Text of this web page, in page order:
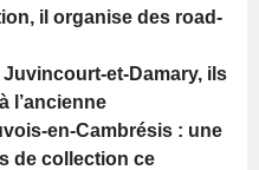
il organise des road-
Juvincourt-et-Damary, ils
l’ancienne
en-Cambrésis : une
de collection ce